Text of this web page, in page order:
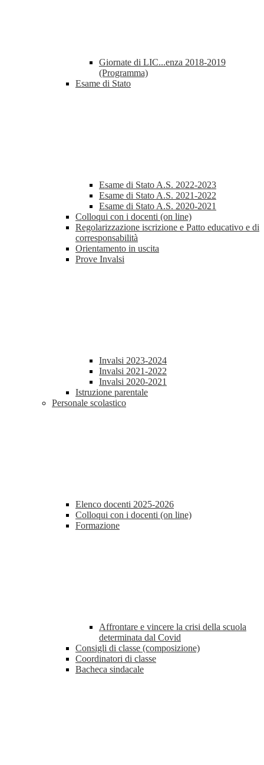
Giornate di LIC...enza 2018-2019
(Programma)
Esame di Stato
Esame di Stato A.S. 2022-2023
Esame di Stato A.S. 2021-2022
Esame di Stato A.S. 2020-2021
Colloqui con i docenti (on line)
Regolarizzazione iscrizione e Patto educativo e di
corresponsabilità
Orientamento in uscita
Prove Invalsi
Invalsi 2023-2024
Invalsi 2021-2022
Invalsi 2020-2021
Istruzione parentale
Personale scolastico
Elenco docenti 2025-2026
Colloqui con i docenti (on line)
Formazione
Affrontare e vincere la crisi della scuola
determinata dal Covid
Consigli di classe (composizione)
Coordinatori di classe
Bacheca sindacale